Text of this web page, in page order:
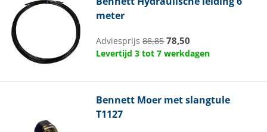
meter
Adviesprijs88,85 78,50
Levertijd 3 tot 7 werkdagen
Bennett Moer met slangtule
T1127